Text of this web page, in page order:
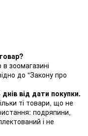
зоомагазині
до "Закону про
від дати покупки.
ті товари, що не
подряпини,
і не